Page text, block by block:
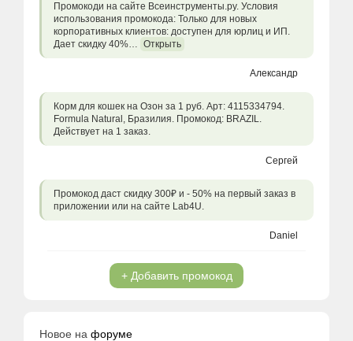
Промокоди на сайте Всеинструменты.ру. Условия
использования промокода: Только для новых
корпоративных клиентов: доступен для юрлиц и ИП.
Дает скидку 40%… Открыть
Александр
Корм для кошек на Озон за 1 руб. Арт: 4115334794.
Formula Natural, Бразилия. Промокод: BRAZIL.
Действует на 1 заказ.
Сергей
Промокод даст скидку 300₽ и - 50% на первый заказ в
приложении или на сайте Lab4U.
Daniel
+ Добавить промокод
Новое на форуме